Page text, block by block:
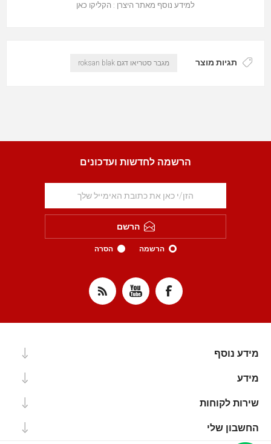
למידע נוסף מאתר היצרן : הקליקו כאן
תגיות מוצר מגבר סטריאו דגם roksan blak
הרשמה לחדשות ועדכונים
הרשם
הרשמה הסרה
מידע נוסף
מידע
שירות לקוחות
החשבון שלי